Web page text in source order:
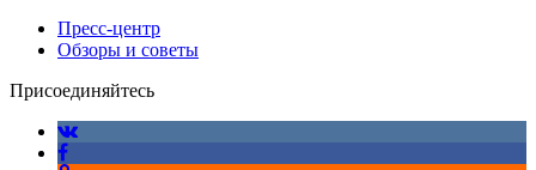
Пресс-центр
Обзоры и советы
Присоединяйтесь